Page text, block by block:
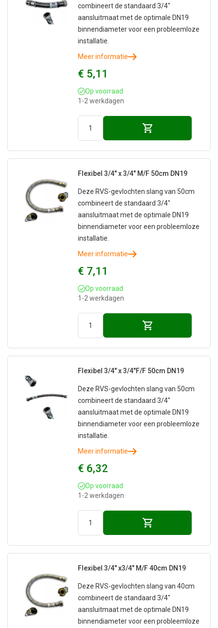
combineert de standaard 3/4"
aansluitmaat met de optimale DN19
binnendiameter voor een probleemloze
installatie.
Meer informatie
€ 5,11
Op voorraad
1-2 werkdagen
Flexibel 3/4" x 3/4" M/F 50cm DN19
Deze RVS-gevlochten slang van 50cm
combineert de standaard 3/4"
aansluitmaat met de optimale DN19
binnendiameter voor een probleemloze
installatie.
Meer informatie
€ 7,11
Op voorraad
1-2 werkdagen
Flexibel 3/4" x 3/4"F/F 50cm DN19
Deze RVS-gevlochten slang van 50cm
combineert de standaard 3/4"
aansluitmaat met de optimale DN19
binnendiameter voor een probleemloze
installatie.
Meer informatie
€ 6,32
Op voorraad
1-2 werkdagen
Flexibel 3/4" x3/4" M/F 40cm DN19
Deze RVS-gevlochten slang van 40cm
combineert de standaard 3/4"
aansluitmaat met de optimale DN19
binnendiameter voor een probleemloze